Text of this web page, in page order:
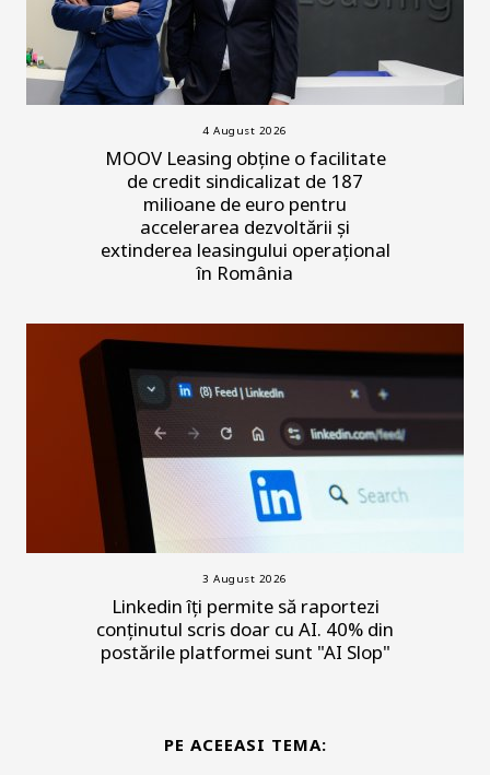
4 August 2026
MOOV Leasing obține o facilitate
de credit sindicalizat de 187
milioane de euro pentru
accelerarea dezvoltării și
extinderea leasingului operațional
în România
3 August 2026
Linkedin îți permite să raportezi
conținutul scris doar cu AI. 40% din
postările platformei sunt "AI Slop"
PE ACEEASI TEMA: